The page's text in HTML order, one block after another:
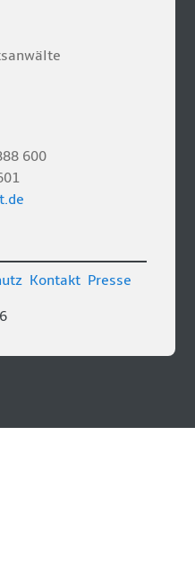
600
Kontakt Presse